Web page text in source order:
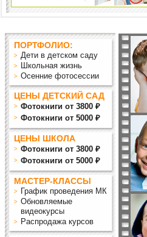
ПОРТФОЛИО:
Дети в детском саду
Школьная жизнь
Осенние фотосессии
ЦЕНЫ ДЕТСКИЙ САД
Фотокниги от 3800 ₽
Фотокниги от 5000 ₽
ЦЕНЫ ШКОЛА
Фотокниги от 3800 ₽
Фотокниги от 5000 ₽
МАСТЕР-КЛАССЫ
График проведения МК
Обновляемые
видеокурсы
Распродажа курсов